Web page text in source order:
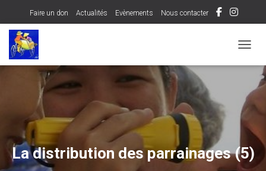
Faire un don Actualités Evènements Nous contacter
La distribution des parrainages (5)